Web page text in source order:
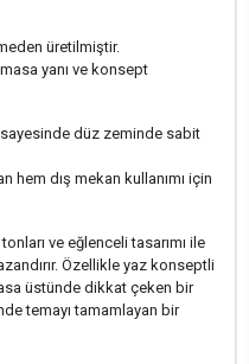
üretilmiştir.
yanı ve konsept
sayesinde düz zeminde sabit
hem dış mekan kullanımı için
ve eğlenceli tasarımı ile
Özellikle yaz konseptli
üstünde dikkat çeken bir
temayı tamamlayan bir